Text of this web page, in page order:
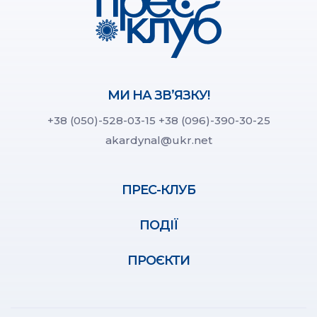
МИ НА ЗВ’ЯЗКУ!
+38 (050)-528-03-15 +38 (096)-390-30-25
akardynal@ukr.net
ПРЕС-КЛУБ
ПОДІЇ
ПРОЄКТИ